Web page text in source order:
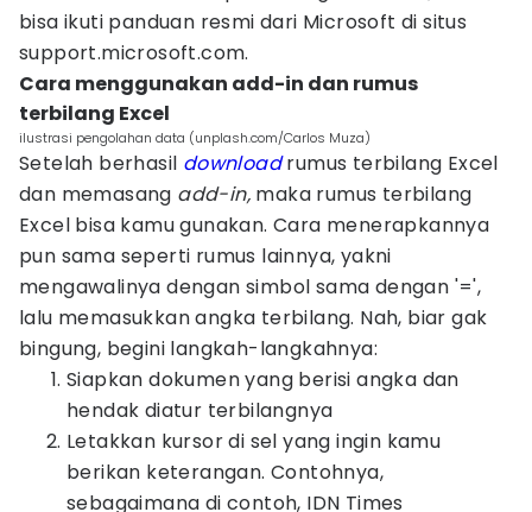
bisa ikuti panduan resmi dari Microsoft di situs
support.microsoft.com.
Cara menggunakan add-in dan rumus
terbilang Excel
ilustrasi pengolahan data (unplash.com/Carlos Muza)
Setelah berhasil download rumus terbilang Excel
dan memasang add-in, maka rumus terbilang
Excel bisa kamu gunakan. Cara menerapkannya
pun sama seperti rumus lainnya, yakni
mengawalinya dengan simbol sama dengan '=',
lalu memasukkan angka terbilang. Nah, biar gak
bingung, begini langkah-langkahnya:
Siapkan dokumen yang berisi angka dan
hendak diatur terbilangnya
Letakkan kursor di sel yang ingin kamu
berikan keterangan. Contohnya,
sebagaimana di contoh, IDN Times